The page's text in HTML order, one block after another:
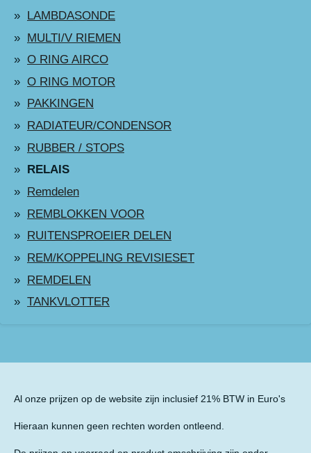
LAMBDASONDE
MULTI/V RIEMEN
O RING AIRCO
O RING MOTOR
PAKKINGEN
RADIATEUR/CONDENSOR
RUBBER / STOPS
RELAIS
Remdelen
REMBLOKKEN VOOR
RUITENSPROEIER DELEN
REM/KOPPELING REVISIESET
REMDELEN
TANKVLOTTER
Al onze prijzen op de website zijn inclusief 21% BTW in Euro's
Hieraan kunnen geen rechten worden ontleend.